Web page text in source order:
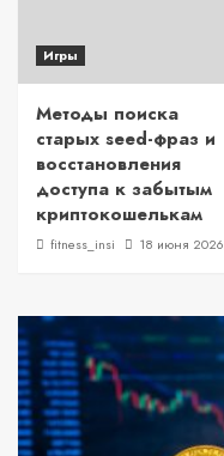
Игры
Методы поиска
старых seed-фраз и
восстановления
доступа к забытым
криптокошелькам
fitness_insi 18 июня 2026